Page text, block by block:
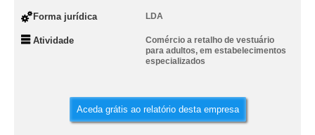
Forma jurídica LDA
Atividade
Comércio a retalho de vestuário
para adultos, em estabelecimentos
especializados
Aceda grátis ao relatório desta empresa